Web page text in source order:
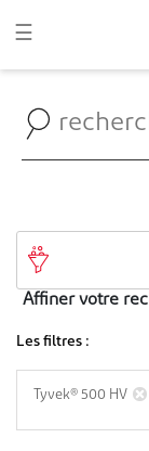
Toggle
☰
Affiner votre
Les filtres :
Tyvek® 500 HV